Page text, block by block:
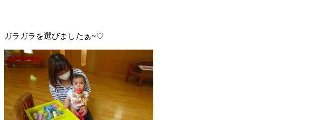
ガラガラを選びましたぁ~♡